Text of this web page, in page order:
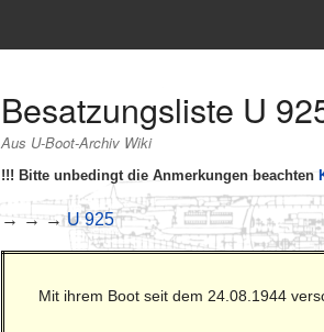
Besatzungsliste U
Aus U-Boot-Archiv Wiki
!!! Bitte unbedingt die Anmerkungen beachten
→ → →U 925
Mit ihrem Boot seit dem 24.08.1944